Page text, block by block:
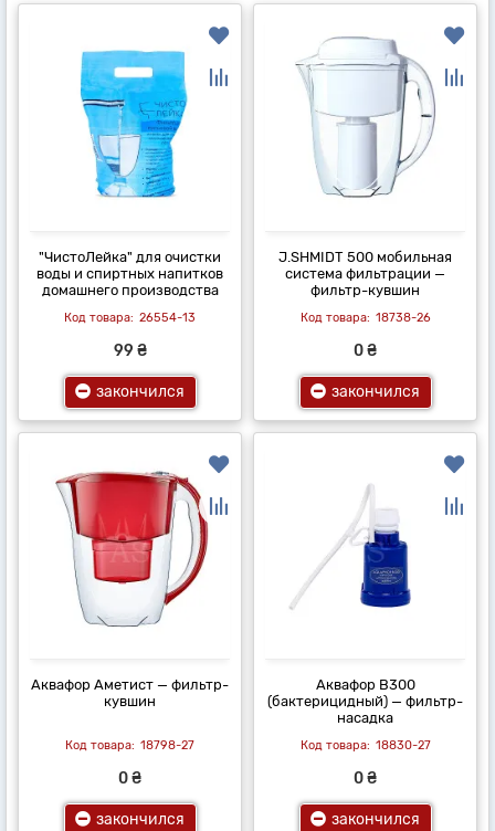
"ЧистоЛейка" для очистки
воды и спиртных напитков
домашнего производства
26554-13
99 ₴
закончился
J.SHMIDT 500 мобильная
система фильтрации —
фильтр-кувшин
18738-26
0 ₴
закончился
Аквафор Аметист — фильтр-
кувшин
18798-27
0 ₴
закончился
Аквафор В300
(бактерицидный) — фильтр-
насадка
18830-27
0 ₴
закончился